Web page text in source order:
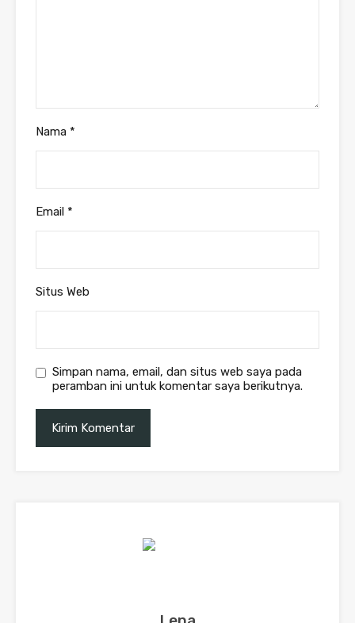
Nama *
Email *
Situs Web
Simpan nama, email, dan situs web saya pada
peramban ini untuk komentar saya berikutnya.